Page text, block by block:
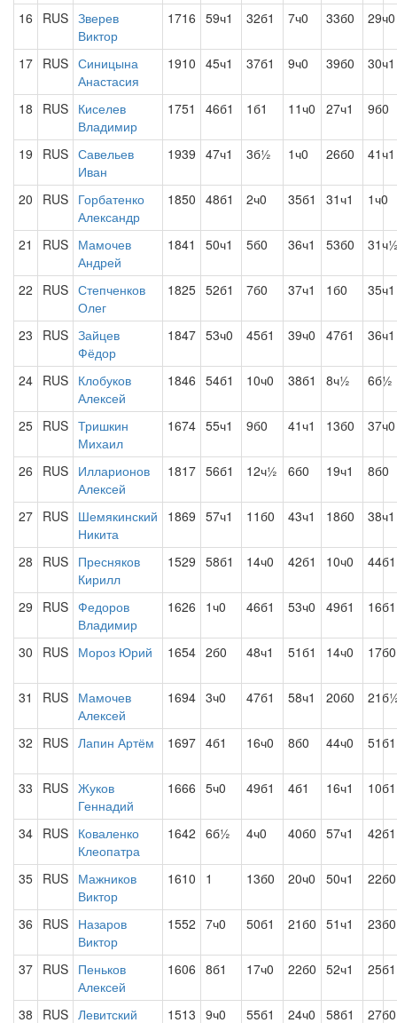
16 RUS Зверев
Виктор
1716 59ч1 32б1 7ч0 33б0 29ч0
17 RUS Синицына
Анастасия
1910 45ч1 37б1 9ч0 39б0 30ч1
18 RUS Киселев
Владимир
1751 46б1 1б1 11ч0 27ч1 9б0
19 RUS Савельев
Иван
1939 47ч1 3б½ 1ч0 26б0 41ч1
20 RUS Горбатенко
Александр
1850 48б1 2ч0 35б1 31ч1 1ч0
21 RUS Мамочев
Андрей
1841 50ч1 5б0 36ч1 53б0
22 RUS Степченков
Олег
1825 52б1 7б0 37ч1 1б0 35ч1
23 RUS Зайцев
Фёдор
1847 53ч0 45б1 39ч0 47б1 36ч1
24 RUS Клобуков
Алексей
1846 54б1 10ч0 38б1 8ч½ 6б½
25 RUS Тришкин
Михаил
1674 55ч1 9б0 41ч1 13б0 37ч0
26 RUS Илларионов
Алексей
1817 56б1 12ч½ 6б0 19ч1 8б0
27 RUS Шемякинский
Никита
1869 57ч1 11б0 43ч1 18б0 38ч1
28 RUS Пресняков
Кирилл
1529 58б1 14ч0 42б1 10ч0 44б1
29 RUS Федоров
Владимир
1626 1ч0 46б1 53ч0 49б1 16б1
30 RUS Мороз Юрий 1654 2б0 48ч1 51б1 14ч0 17б0
31 RUS Мамочев
Алексей
1694 3ч0 47б1 58ч1 20б0
32 RUS Лапин Артём 1697 4б1 16ч0 8б0 44ч0 51б1
33 RUS Жуков
Геннадий
1666 5ч0 49б1 4б1 16ч1 10б1
34 RUS Коваленко
Клеопатра
1642 6б½ 4ч0 40б0 57ч1 42б1
35 RUS Мажников
Виктор
1610 1 13б0 20ч0 50ч1 22б0
36 RUS Назаров
Виктор
1552 7ч0 50б1 21б0 51ч1 23б0
37 RUS Пеньков
Алексей
1606 8б1 17ч0 22б0 52ч1 25б1
38 RUS Левитский 1513 9ч0 55б1 24ч0 58б1 27б0